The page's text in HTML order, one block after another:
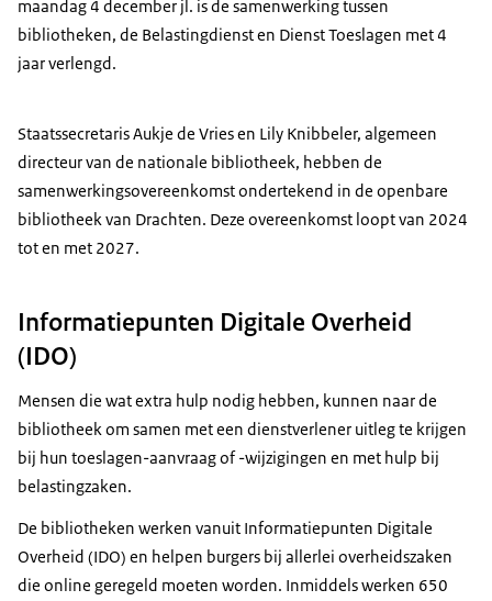
maandag 4 december jl. is de samenwerking tussen
bibliotheken, de Belastingdienst en Dienst Toeslagen met 4
jaar verlengd.
Staatssecretaris Aukje de Vries en Lily Knibbeler, algemeen
directeur van de nationale bibliotheek, hebben de
samenwerkingsovereenkomst ondertekend in de openbare
bibliotheek van Drachten. Deze overeenkomst loopt van 2024
tot en met 2027.
Informatiepunten Digitale Overheid
(IDO)
Mensen die wat extra hulp nodig hebben, kunnen naar de
bibliotheek om samen met een dienstverlener uitleg te krijgen
bij hun toeslagen-aanvraag of -wijzigingen en met hulp bij
belastingzaken.
De bibliotheken werken vanuit Informatiepunten Digitale
Overheid (IDO) en helpen burgers bij allerlei overheidszaken
die online geregeld moeten worden. Inmiddels werken 650